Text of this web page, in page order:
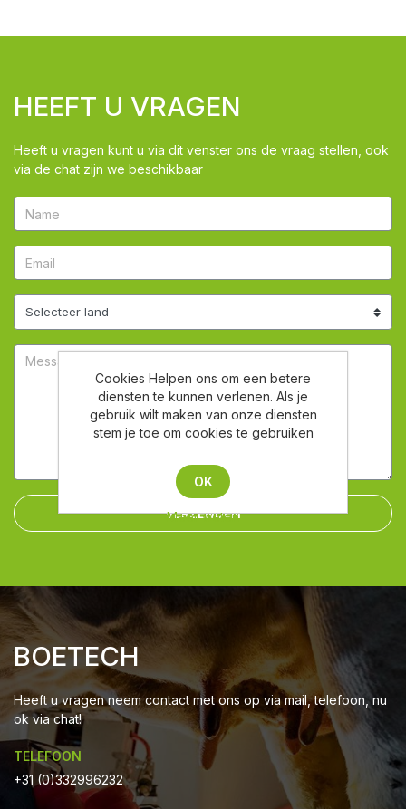
HEEFT U VRAGEN
Heeft u vragen kunt u via dit venster ons de vraag stellen, ook
via de chat zijn we beschikbaar
VERZENDEN
BOETECH
Heeft u vragen neem contact met ons op via mail, telefoon, nu
ok via chat!
TELEFOON
+31 (0)332996232
Cookies Helpen ons om een betere
diensten te kunnen verlenen. Als je
gebruik wilt maken van onze diensten
stem je toe om cookies te gebruiken
OK
Meer weten